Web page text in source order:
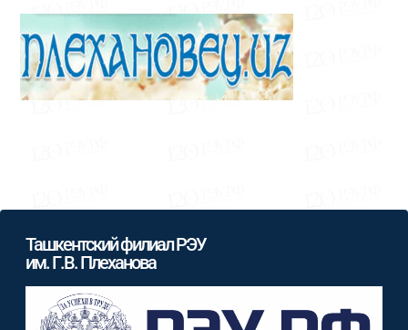
Ташкентский филиал РЭУ
им. Г.В. Плеханова